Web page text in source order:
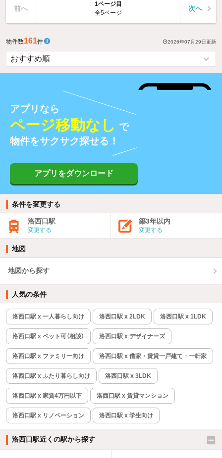
前へ
1ページ目
全5ページ
次へ
物件数161件 2026年07月29日更新
アプリなら
ページ移動なし で
物件をサクサク探せる！
アプリをダウンロード
条件を変更する
洛西口駅
変更する
築3年以内
変更する
地図
地図から探す
人気の条件
洛西口駅 x 一人暮らし向け 洛西口駅 x 2LDK 洛西口駅 x 1LDK
洛西口駅 x ペット可（相談） 洛西口駅 x デザイナーズ
洛西口駅 x ファミリー向け 洛西口駅 x 借家・賃貸一戸建て・一軒家
洛西口駅 x ふたり暮らし向け 洛西口駅 x 3LDK
洛西口駅 x 家賃4万円以下 洛西口駅 x 賃貸マンション
洛西口駅 x リノベーション 洛西口駅 x 学生向け
洛西口駅近くの駅から探す